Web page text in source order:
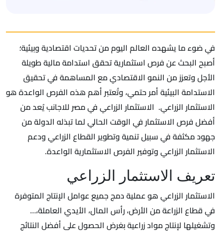
في ضوء ما يشهده العالم اليوم من تحديات اقتصادية وبيئية؛
أصبح البحث عن فرص استثمارية تحقق استدامة مالية طويلة
الأجل وتعزز من النمو الاقتصادي مع المساهمة في تحقيق
الاستدامة البيئية أمر حتمي، وتُعتبر أهم هذه الفرص الواعدة هو
الاستثمار الزراعي. الاستثمار الزراعي في مصر للاجانب يُعد من
أفضل فرص الاستثمار في الوقت الحالي لما تبذله الدولة من
جهود مكثفة في سبيل تنمية وتطوير القطاع الزراعي ودعم
الاستثمار الزراعي وتوفير الفرص الاستثمارية الواعدة.
تعريف الاستثمار الزراعي
الاستثمار الزراعي هو عملية دمج جميع عوامل الإنتاج المتوفرة
في قطاع الزراعة من الأرض، رأس المال، الأيدي العاملة،…
وتشغيلها لإنتاج مواد زراعية بغرض الحصول على أفضل النتائج